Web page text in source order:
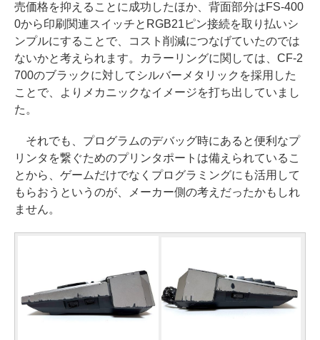
売価格を抑えることに成功したほか、背面部分はFS-400
0から印刷関連スイッチとRGB21ピン接続を取り払いシ
ンプルにすることで、コスト削減につなげていたのでは
ないかと考えられます。カラーリングに関しては、CF-2
700のブラックに対してシルバーメタリックを採用した
ことで、よりメカニックなイメージを打ち出していまし
た。
それでも、プログラムのデバッグ時にあると便利なプ
リンタを繋ぐためのプリンタポートは備えられているこ
とから、ゲームだけでなくプログラミングにも活用して
もらおうというのが、メーカー側の考えだったかもしれ
ません。